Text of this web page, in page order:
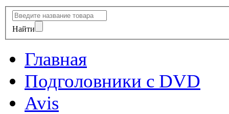
Найти
Главная
Подголовники с DVD
Avis